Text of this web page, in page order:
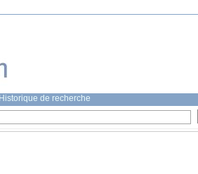
Historique de recherche